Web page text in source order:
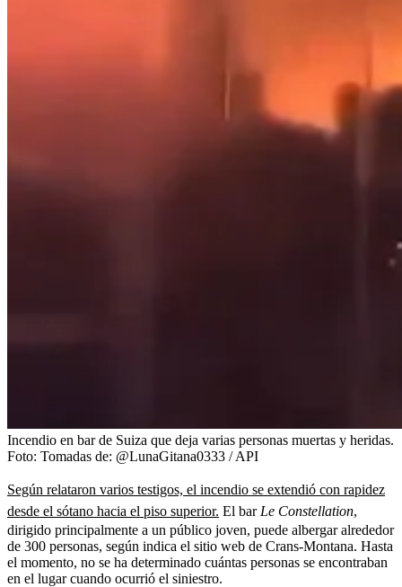
Incendio en bar de Suiza que deja varias personas muertas y heridas.
Foto: Tomadas de: @LunaGitana0333 / API
Según relataron varios testigos, el incendio se extendió con rapidez
desde el sótano hacia el piso superior. El bar Le Constellation,
dirigido principalmente a un público joven, puede albergar alrededor
de 300 personas, según indica el sitio web de Crans-Montana. Hasta
el momento, no se ha determinado cuántas personas se encontraban
en el lugar cuando ocurrió el siniestro.